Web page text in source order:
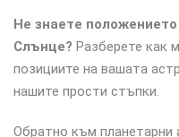
Не знаете
Слънце? Разберете как
позициите на вашата
нашите прости стъпки.
Обратно към планетарни